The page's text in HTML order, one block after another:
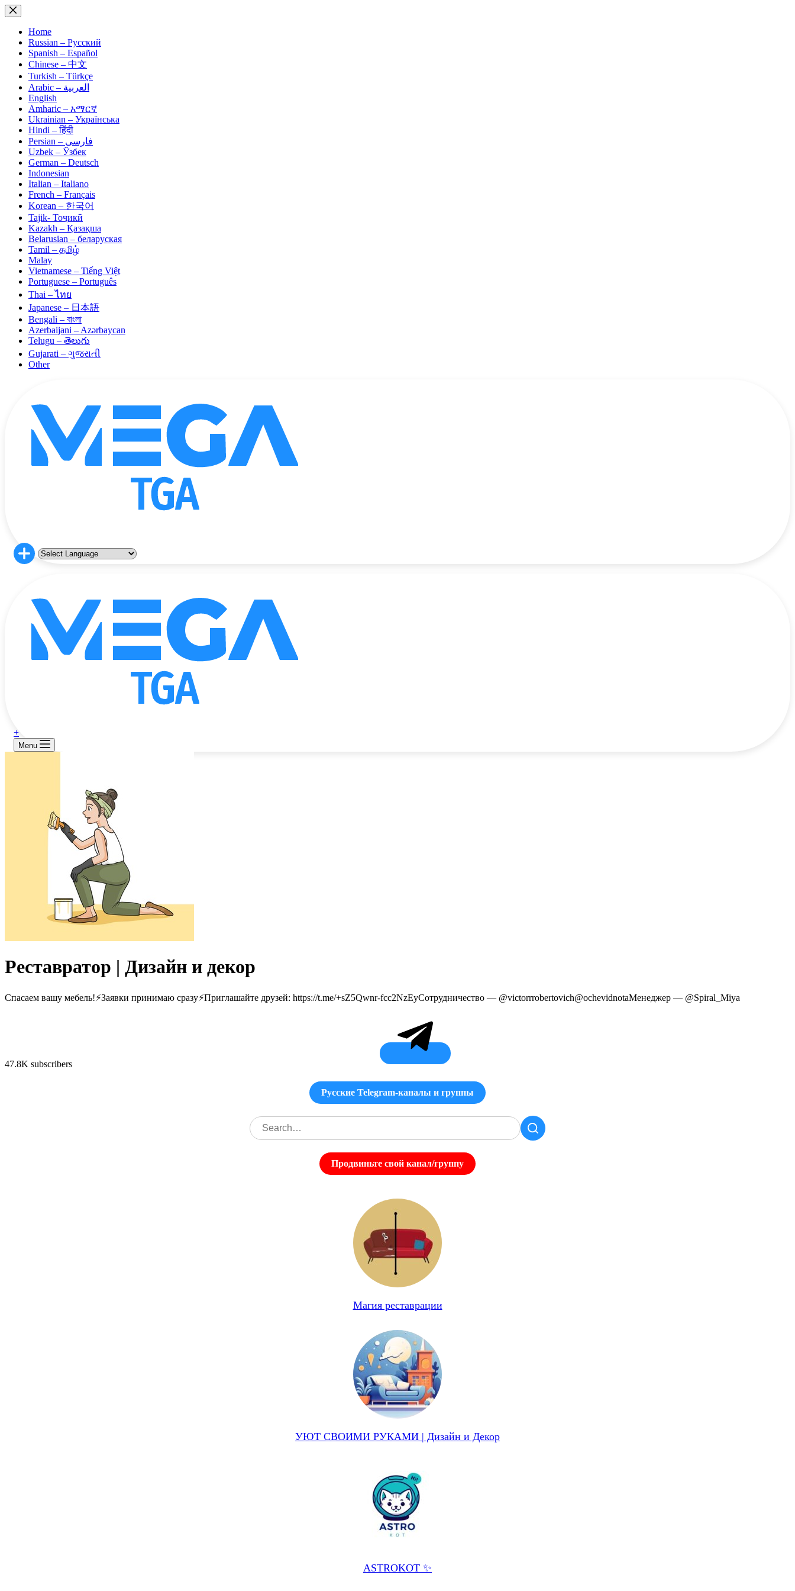
Skip
to
contentHome
Russian – Русский
Spanish – Español
Chinese – 中文
Turkish – Türkçe
Arabic – العربية
English
Amharic – አማርኛ
Ukrainian – Українська
Hindi – हिंदी
Persian – فارسی
Uzbek – Ўзбек
German – Deutsch
Indonesian
Italian – Italiano
French – Français
Korean – 한국어
Tajik- Тоҷикӣ
Kazakh – Қазақша
Belarusian – беларуская
Tamil – தமிழ்
Malay
Vietnamese – Tiếng Việt
Portuguese – Português
Thai – ไทย
Japanese – 日本語
Bengali – বাংলা
Azerbaijani – Azərbaycan
Telugu – తెలుగు
Gujarati – ગુજરાતી
Other
+
Menu
Реставратор | Дизайн и декор
Спасаем вашу мебель!⚡️Заявки принимаю сразу⚡️Приглашайте друзей: https://t.me/+sZ5Qwnr-fcc2NzEyСотрудничество — @victorrrobertovich@ochevidnotaМенеджер — @Spiral_Miya
47.8K subscribers
Русские Telegram-каналы и группы
Продвиньте свой канал/группу
Магия реставрации
УЮТ СВОИМИ РУКАМИ | Дизайн и Декор
ASTROKOT ✨